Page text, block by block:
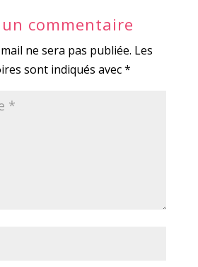
commentaire
ne sera pas publiée. Les
sont indiqués avec*